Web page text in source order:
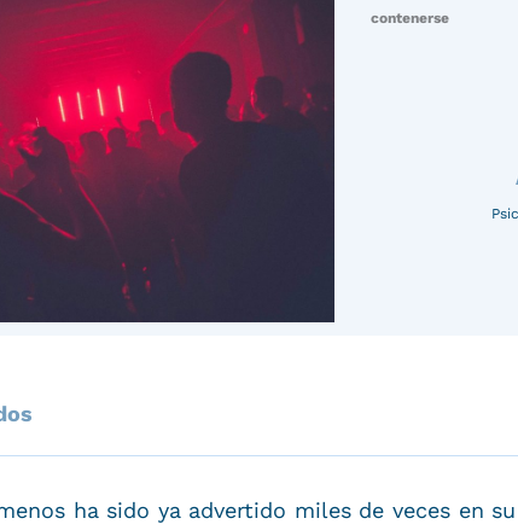
contenerse
ha sido ya advertido miles de veces en